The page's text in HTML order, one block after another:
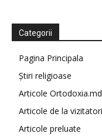
Categorii
Pagina Principala
Știri religioase
Articole Ortodoxia.md
Articole de la vizitatori
Articole preluate